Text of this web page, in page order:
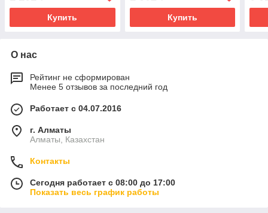
Купить Купить
О нас
Рейтинг не сформирован
Менее 5 отзывов за последний год
Работает с 04.07.2016
г. Алматы
Алматы, Казахстан
Контакты
Сегодня работает с 08:00 до 17:00
Показать весь график работы